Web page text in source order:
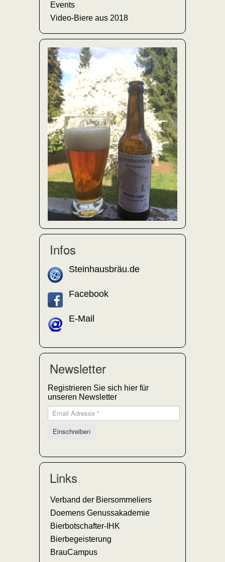
Events
Video-Biere aus 2018
Infos
Steinhausbräu.de
Facebook
E-Mail
Newsletter
Registrieren Sie sich hier für
unseren Newsletter
Links
Verband der Biersommeliers
Doemens Genussakademie
Bierbotschafter-IHK
Bierbegeisterung
BrauCampus